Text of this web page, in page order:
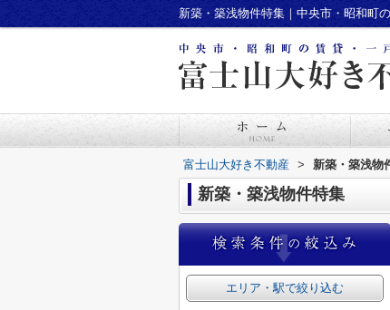
新築・築浅物件特集｜中央市・昭和町
富士山大好き不動産 > 新築・築浅物
新築・築浅物件特集
エリア・駅で絞り込む